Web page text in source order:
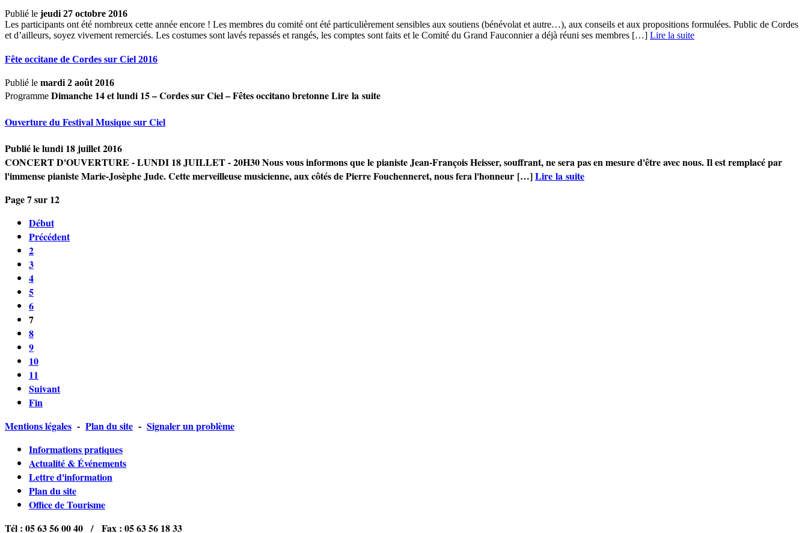
Publié le jeudi 27 octobre 2016
Les participants ont été nombreux cette année encore ! Les membres du comité ont été particulièrement sensibles aux soutiens (bénévolat et autre…), aux conseils et aux propositions formulées. Public de Cordes
et d’ailleurs, soyez vivement remerciés. Les costumes sont lavés repassés et rangés, les comptes sont faits et le Comité du Grand Fauconnier a déjà réuni ses membres […] ­ Lire la suite
Fête occitane de Cordes sur Ciel 2016
Publié le mardi 2 août 2016
Programme Dimanche 14 et lundi 15 – Cordes sur Ciel – Fêtes occitano bretonneLire la suite
Ouverture du Festival Musique sur Ciel
Publié lelundi 18 juillet 2016
CONCERT D'OUVERTURE - LUNDI 18 JUILLET - 20H30Nous vous informons quele pianiste Jean-François Heisser, souffrant, ne sera pas en mesure d'être avec nous.Il est remplacé par
l'immense pianiste Marie-Josèphe Jude.Cette merveilleuse musicienne, aux côtés dePierre Fouchenneret, nous fera l'honneur […] ­Lire la suite
Page 7 sur 12
Début
Précédent
2
3
4
5
6
7
8
9
10
11
Suivant
Fin
Mentions légales - Plan du site - Signaler un problème
Informations pratiques
Actualité & Événements
Lettre d'information
Plan du site
Office de Tourisme
Tél : 05 63 56 00 40 / Fax : 05 63 56 18 33